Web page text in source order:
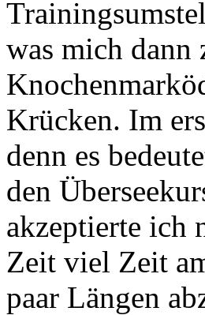
was mich dann
Krücken. Im
denn es
den
akzeptierte ich
Zeit viel Zeit
paar Längen